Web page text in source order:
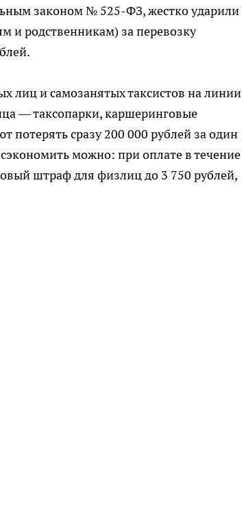
законом № 525-ФЗ, жестко ударили
и родственникам) за перевозку
лиц и самозанятых таксистов на линии
— таксопарки, каршеринговые
потерять сразу 200 000 рублей за один
можно: при оплате в течение
штраф для физлиц до 3 750 рублей,